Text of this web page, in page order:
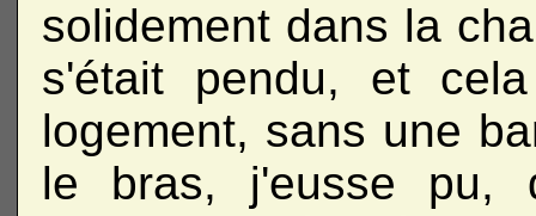
solidement dans la
s'était pendu, et
logement, sans une
le bras, j'eusse pu,